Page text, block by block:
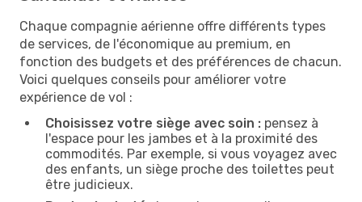
Chaque compagnie aérienne offre différents types
de services, de l'économique au premium, en
fonction des budgets et des préférences de chacun.
Voici quelques conseils pour améliorer votre
expérience de vol :
Choisissez votre siège avec soin : pensez à
l'espace pour les jambes et à la proximité des
commodités. Par exemple, si vous voyagez avec
des enfants, un siège proche des toilettes peut
être judicieux.